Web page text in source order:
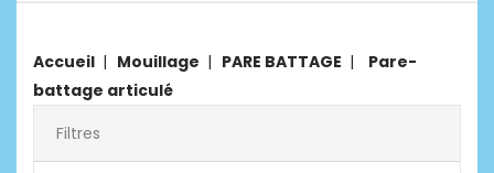
Accueil Mouillage PARE BATTAGE
Pare-
battage articulé
Filtres